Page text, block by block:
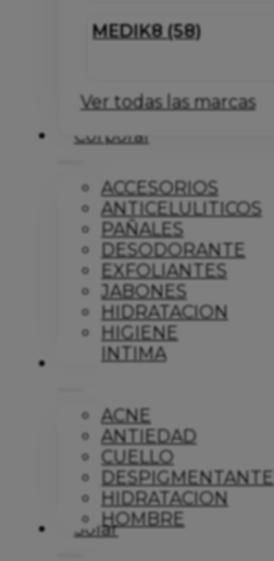
MEDIK8 (58)
Ver todas las marcas
Corporal
ACCESORIOS
ANTICELULITICOS
PAÑALES
DESODORANTE
EXFOLIANTES
JABONES
HIDRATACION
HIGIENE
INTIMA
Dermo
ACNE
ANTIEDAD
CUELLO
DESPIGMENTANTE
HIDRATACION
HOMBRE
Solar